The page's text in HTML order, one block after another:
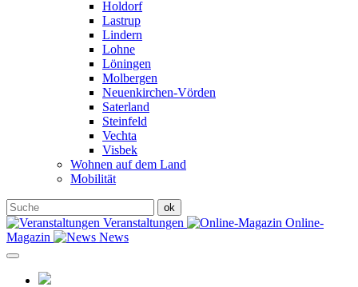
Holdorf
Lastrup
Lindern
Lohne
Löningen
Molbergen
Neuenkirchen-Vörden
Saterland
Steinfeld
Vechta
Visbek
Wohnen auf dem Land
Mobilität
Veranstaltungen
Online-
Magazin
News